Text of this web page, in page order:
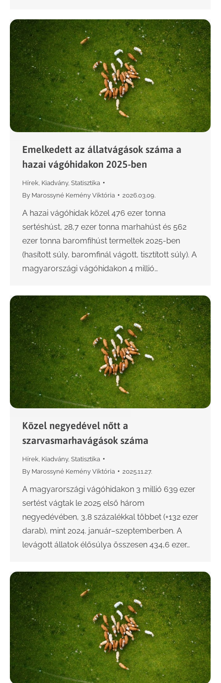
Emelkedett az állatvágások száma a
hazai vágóhidakon 2025-ben
Hírek Kiadvány, Statisztika
By Marossyné Kemény Viktória 2026.03.09.
A hazai vágóhidak közel 476 ezer tonna
sertéshúst, 28,7 ezer tonna marhahúst és 562
ezer tonna baromfihúst termeltek 2025-ben
(hasított súly, baromfinál vágott, tisztított súly). A
magyarországi vágóhidakon 4 millió…
Közel negyedével nőtt a
szarvasmarhavágások száma
Hírek Kiadvány, Statisztika
By Marossyné Kemény Viktória 2025.11.27.
A magyarországi vágóhidakon 3 millió 639 ezer
sertést vágtak le 2025 első három
negyedévében, 3,8 százalékkal többet (+132 ezer
darab), mint 2024. január–szeptemberben. A
levágott állatok élősúlya összesen 434,6 ezer…